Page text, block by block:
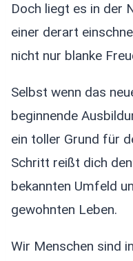
Doch liegt es in der
einer derart
nicht nur blanke
Selbst wenn das
beginnende
ein toller Grund für
Schritt reißt dich
bekannten Umfeld
gewohnten Leben.
Wir Menschen sind